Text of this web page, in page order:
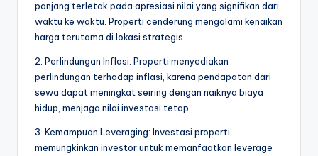
panjang terletak pada apresiasi nilai yang signifikan dari
waktu ke waktu. Properti cenderung mengalami kenaikan
harga terutama di lokasi strategis.
2. Perlindungan Inflasi: Properti menyediakan
perlindungan terhadap inflasi, karena pendapatan dari
sewa dapat meningkat seiring dengan naiknya biaya
hidup, menjaga nilai investasi tetap.
3. Kemampuan Leveraging: Investasi properti
memungkinkan investor untuk memanfaatkan leverage